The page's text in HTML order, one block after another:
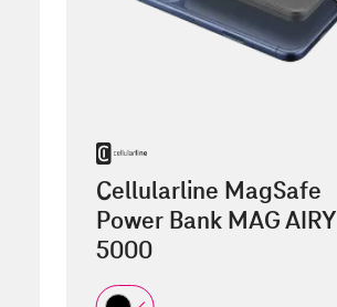
Cellularline MagSafe
Power Bank MAG AIRY
5000